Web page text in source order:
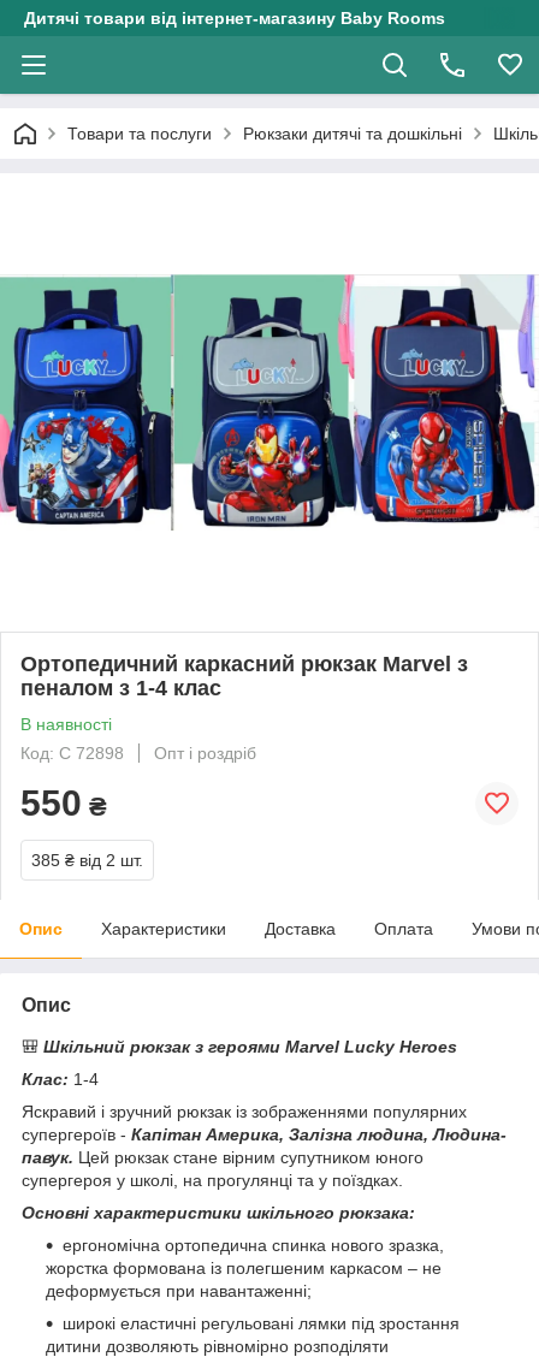
Дитячі товари від інтернет-магазину Baby Rooms
Товари та послуги Рюкзаки дитячі та дошкільні
Ортопедичний каркасний рюкзак Marvel з
пеналом з 1-4 клас
В наявності
Код: C 72898
Опт і роздріб
550 ₴
385 ₴ від 2 шт.
Опис Характеристики Доставка Оплата Умови
Опис
🎒 Шкільний рюкзак з героями Marvel Lucky Heroes
Клас: 1-4
Яскравий і зручний рюкзак із зображеннями популярних
супергероїв - Капітан Америка, Залізна людина, Людина-
павук. Цей рюкзак стане вірним супутником юного
супергероя у школі, на прогулянці та у поїздках.
Основні характеристики шкільного рюкзака:
ергономічна ортопедична спинка нового зразка,
жорстка формована із полегшеним каркасом – не
деформується при навантаженні;
широкі еластичні регульовані лямки під зростання
дитини дозволяють рівномірно розподіляти